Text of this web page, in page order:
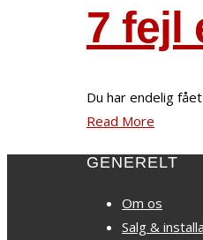
7 fejl
Du har endelig
Read More
GENERELT
Om os
Salg &